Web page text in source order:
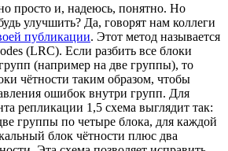
просто и, надеюсь, понятно. Но
улучшить? Да, говорят нам коллеги
публикации. Этот метод называется
(LRC). Если разбить все блоки
(например на две группы), то
чётности таким образом, чтобы
ошибок внутри групп. Для
репликации 1,5 схема выглядит так:
группы по четыре блока, для каждой
блок чётности плюс два